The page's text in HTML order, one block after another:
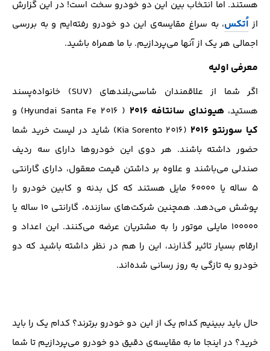
هستند. اما انتخاب بین این دو خودرو سخت است! در این گزارش
از اُتکس، به سراغ مقایسه‌ی این دو خودرو رفته‌ایم و به بررسی
اجمالی هر یک از آنها می‌پردازیم. با ما همراه باشید.
معرفی اولیه
اگر شما از علاقمندان شاسی‌بلند‌های (SUV) خانواده‌پسند
هستید،هیوندای سانتافه ۲۰۱۶ ( 2016 Hyundai Santa Fe) و
کیا سورنتو ۲۰۱۶
(2016 Kia Sorento) شاید در لیست خرید شما
حضور داشته باشند. هر دوی این خودروها دارای سه ردیف
صندلی می‌باشند و علاوه بر داشتن قیمت معقول، دارای گارانتی
۵ ساله یا ۶۰۰۰۰ مایل هستند که کل بدنه‌ و کابین خودرو را
پوشش می‌دهد. همچنین شرکت‌های سازنده، گارانتی ۱۰ ساله یا
۱۰۰۰۰۰ مایلی موتور را به مشتریان عرضه می‌کنند. این اعداد و
ارقام بسیار تاثیر گذارند، این را هم در نظر داشته باشید که دو
خودرو به تازگی به روز رسانی شده‌اند.
حال باید ببینیم کدام یک از این دو خودرو برترند؟ کدام یک را باید
خرید؟ در اینجا ما به مقایسه‌ی دقیق دو خودرو می‌پردازیم تا شما